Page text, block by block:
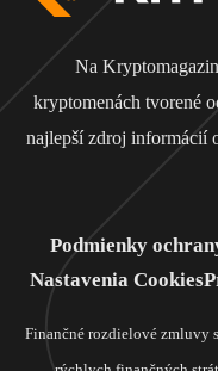
Na
kryptomenách tvorené
najlepší zdroj informácií
Podmienky
Nastavenia Cookies
Finančné rozdielové zmluvy